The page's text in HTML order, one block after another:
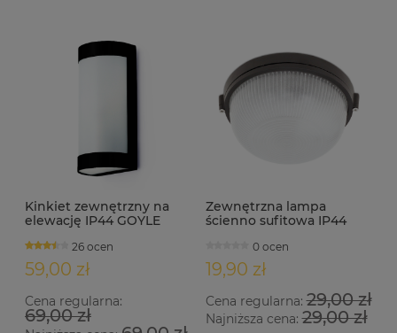
Kinkiet zewnętrzny na
elewację IP44 GOYLE
26 ocen
59,00 zł
Cena regularna:
69,00 zł
Zewnętrzna lampa
ścienno sufitowa IP44
0 ocen
19,90 zł
Cena regularna:29,00 zł
Najniższa cena:29,00 zł